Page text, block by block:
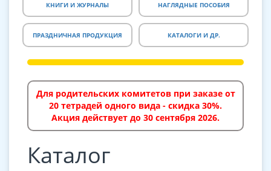
КНИГИ И ЖУРНАЛЫ НАГЛЯДНЫЕ ПОСОБИЯ
ПРАЗДНИЧНАЯ ПРОДУКЦИЯ КАТАЛОГИ И ДР.
Для родительских комитетов при заказе от
20 тетрадей одного вида - скидка 30%.
Акция действует до 30 сентября 2026.
Каталог